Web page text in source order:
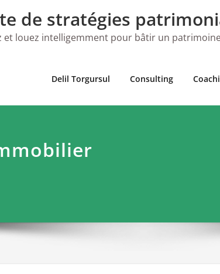
de stratégies
et louez intelligemment pour bâtir un
Delil Torgursul Consulting